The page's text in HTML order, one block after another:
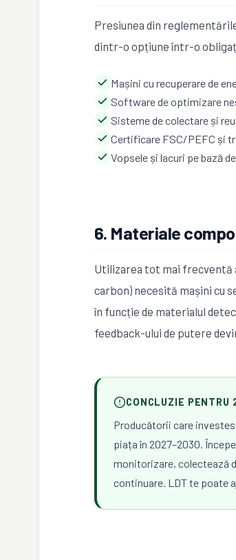
Presiunea din
dintr-o opțiune într-o
Mașini cu recuperare de
Software de optimizare
Sisteme de colectare și
Certificare FSC/PEFC și
Vopsele și lacuri pe bază
6. Materiale
Utilizarea tot mai frecventă
carbon) necesită mașini cu
în funcție de materialul
feedback-ului de putere
CONCLUZIE PENTRU
Producătorii care
piața în 2027–2030.
monitorizare, colectează
continuare. LDT te poate